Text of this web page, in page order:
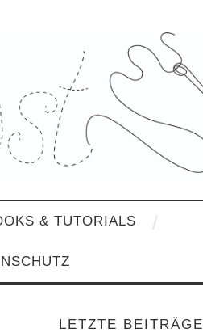
& TUTORIALS
LETZTE BEITRÄGE